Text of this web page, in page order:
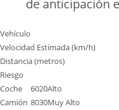
de anticipación
Vehículo
Velocidad Estimada (km/h)
Distancia (metros)
Riesgo
Coche
6020Alto
Camión 8030Muy Alto